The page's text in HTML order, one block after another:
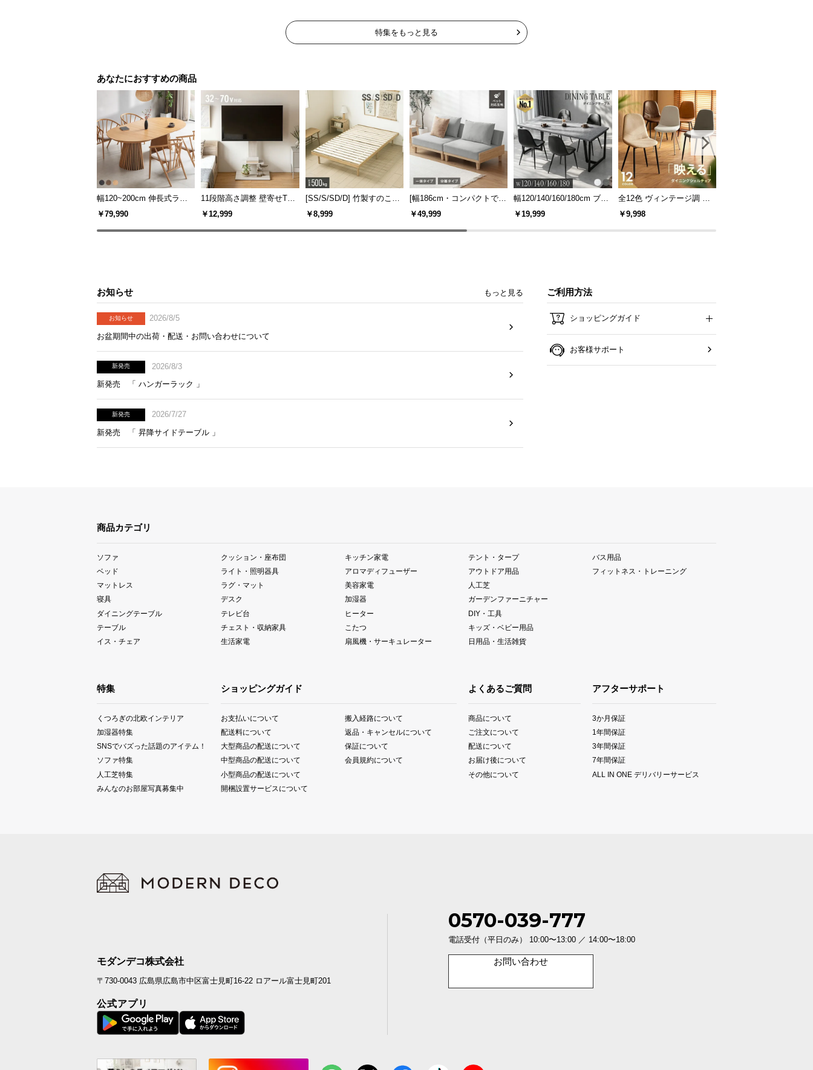
特集をもっと見る
あなたにおすすめの商品
幅120~200cm 伸長式ラウ
ンドダイニングテーブル 6
人掛け 天然木突板 美しい
格子デザイン
￥79,990
11段階高さ調整 壁寄せTV
スタンド キャスター付き
上下左右角度調節機能
￥12,999
[SS/S/SD/D] 竹製すのこベ
ッド
￥8,999
[幅186cm・コンパクトでも
広々] 3人掛けソファベッド
リクライニング 天然木フレ
ーム 北欧
￥49,999
幅120/140/160/180cm ブラ
ックフレーム ダイニング
大理石調 4人掛け
￥19,999
全12色 ヴィンテージ調 デ
ザイナーズシェルチェア
￥9,998
お知らせ もっと見る
お知らせ
2026/8/5
お盆期間中の出荷・配送・お問い合わせについて
新発売
2026/8/3
新発売 「 ハンガーラック 」
新発売
2026/7/27
新発売 「 昇降サイドテーブル 」
ご利用方法
ショッピングガイド
お客様サポート
商品カテゴリ
ソファ
ベッド
マットレス
寝具
ダイニングテーブル
テーブル
イス・チェア
クッション・座布団
ライト・照明器具
ラグ・マット
デスク
テレビ台
チェスト・収納家具
生活家電
キッチン家電
アロマディフューザー
美容家電
加湿器
ヒーター
こたつ
扇風機・サーキュレーター
テント・タープ
アウトドア用品
人工芝
ガーデンファーニチャー
DIY・工具
キッズ・ベビー用品
日用品・生活雑貨
バス用品
フィットネス・トレーニング
特集
くつろぎの北欧インテリア
加湿器特集
SNSでバズった話題のアイテム！
ソファ特集
人工芝特集
みんなのお部屋写真募集中
ショッピングガイド
お支払いについて
配送料について
大型商品の配送について
中型商品の配送について
小型商品の配送について
開梱設置サービスについて
搬入経路について
返品・キャンセルについて
保証について
会員規約について
よくあるご質問
商品について
ご注文について
配送について
お届け後について
その他について
アフターサポート
3か月保証
1年間保証
3年間保証
7年間保証
ALL IN ONE デリバリーサービス
モダンデコ株式会社
〒730-0043 広島県広島市中区富士見町16-22 ロアール富士見町201
公式アプリ
お問い合わせ
0570-039-777
電話受付（平日のみ） 10:00〜13:00 ／ 14:00〜18:00